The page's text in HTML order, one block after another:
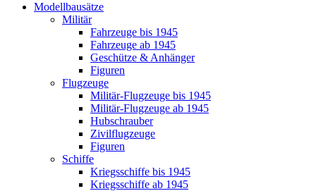
Modellbausätze
Militär
Fahrzeuge bis 1945
Fahrzeuge ab 1945
Geschütze & Anhänger
Figuren
Flugzeuge
Militär-Flugzeuge bis 1945
Militär-Flugzeuge ab 1945
Hubschrauber
Zivilflugzeuge
Figuren
Schiffe
Kriegsschiffe bis 1945
Kriegsschiffe ab 1945